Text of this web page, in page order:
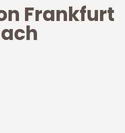
Frankfurt